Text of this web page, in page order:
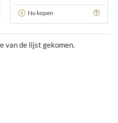
Nu kopen
van de lijst gekomen.